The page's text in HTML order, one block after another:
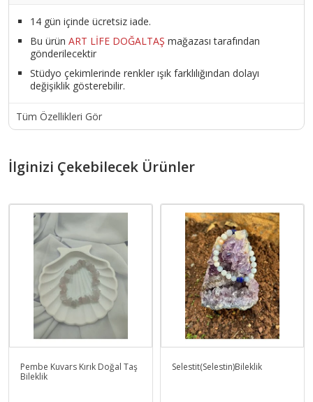
14 gün içinde ücretsiz iade.
Bu ürün ART LİFE DOĞALTAŞ mağazası tarafından
gönderilecektir
Stüdyo çekimlerinde renkler ışık farklılığından dolayı
değişiklik gösterebilir.
Tüm Özellikleri Gör
İlginizi Çekebilecek Ürünler
Pembe Kuvars Kırık Doğal Taş
Bileklik
Selestit(Selestin)Bileklik